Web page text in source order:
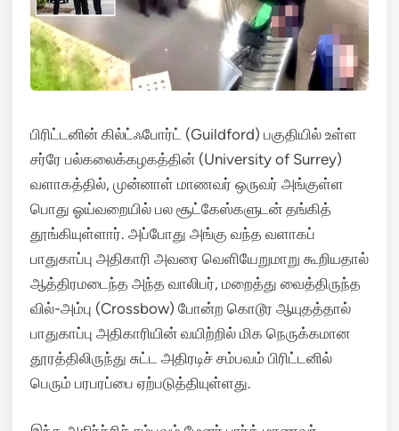
பிரிட்டனின் கில்ட்ஃபோர்ட் (Guildford) பகுதியில் உள்ள
சர்ரே பல்கலைக்கழகத்தின் (University of Surrey)
வளாகத்தில், முன்னாள் மாணவர் ஒருவர் அங்குள்ள
பொது ஓய்வறையில் பல சூட்கேஸ்களுடன் தங்கித்
தூங்கியுள்ளார். அப்போது அங்கு வந்த வளாகப்
பாதுகாப்பு அதிகாரி அவரை வெளியேறுமாறு கூறியதால்
ஆத்திரமடைந்த அந்த வாலிபர், மறைத்து வைத்திருந்த
வில்-அம்பு (Crossbow) போன்ற கொடூர ஆயுதத்தால்
பாதுகாப்பு அதிகாரியின் வயிற்றில் மிக நெருக்கமான
தூரத்திலிருந்து சுட்ட அதிரடிச் சம்பவம் பிரிட்டனில்
பெரும் பரபரப்பை ஏற்படுத்தியுள்ளது.